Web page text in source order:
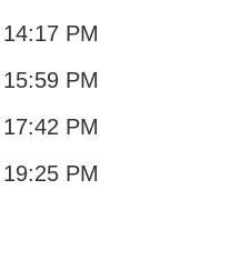
14:17 PM
15:59 PM
17:42 PM
19:25 PM